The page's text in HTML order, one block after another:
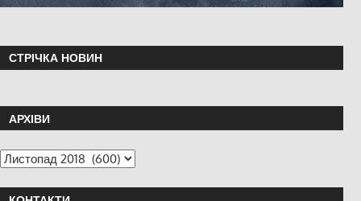
СТРІЧКА НОВИН
АРХІВИ